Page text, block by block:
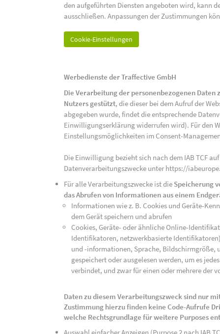
den aufgeführten Diensten angeboten wird, kann
ausschließen. Anpassungen der Zustimmungen
Cookie-Einstellungen
Werbedienste der Traffective GmbH
Die Verarbeitung der personenbezogenen
Nutzers gestützt, die dieser bei dem Aufruf der
abgegeben wurde, findet die entsprechende
Einwilligungserklärung widerrufen wird). Für den
Einstellungsmöglichkeiten im Consent-
Die Einwilligung bezieht sich nach dem IAB TCF
Datenverarbeitungszwecke unter https://
Für alle Verarbeitungszwecke ist die Speicherung
das Abrufen von Informationen aus einem
Informationen wie z. B. Cookies und Geräte-
dem Gerät speichern und abrufen
Cookies, Geräte- oder ähnliche Online-
Identifikatoren, netzwerkbasierte
und -informationen, Sprache, Bildschirmgröße,
gespeichert oder ausgelesen werden, um es
verbindet, und zwar für einen oder mehrere der
Daten zu diesem Verarbeitungszweck sind nur
Zustimmung hierzu finden keine Code-Aufrufe
welche Rechtsgrundlage für weitere Purposes